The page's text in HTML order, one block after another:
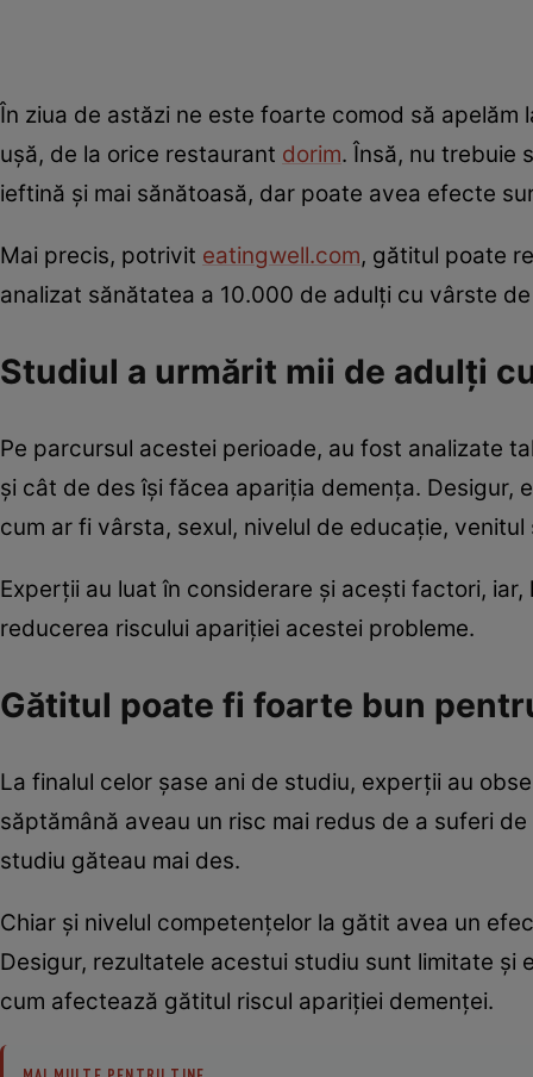
În ziua de astăzi ne este foarte comod să
ușă, de la orice restaurant dorim. Însă, nu trebuie
ieftină și mai sănătoasă, dar poate avea efecte
Mai precis, potrivit eatingwell.com, gătitul poate
analizat sănătatea a 10.000 de adulți cu vârste
Studiul a urmărit mii de adulți
Pe parcursul acestei perioade, au fost analizate
și cât de des își făcea apariția demența.
cum ar fi vârsta, sexul, nivelul de educație,
Experții au luat în considerare și acești factori,
reducerea riscului apariției acestei probleme.
Gătitul poate fi foarte bun
La finalul celor șase ani de studiu, experții au
săptămână aveau un risc mai redus de a suferi
studiu găteau mai des.
Chiar și nivelul competențelor la gătit avea un
Desigur, rezultatele acestui studiu sunt limitate
cum afectează gătitul riscul apariției demenței.